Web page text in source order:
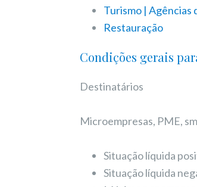
Turismo | Agências
Restauração
Condições gerais
Destinatários
Microempresas, PME,
Situação líquida
Situação líquida